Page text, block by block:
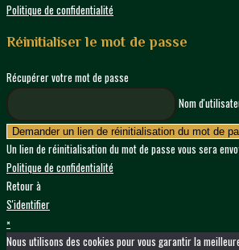
Politique de confidentialité
Réinitialiser le mot de passe
Récupérer votre mot de passe
Nom
Demander un lien de réinitialisation du mot de
Un lien de réinitialisation du mot de passe vous sera
Politique de confidentialité
Retour à
S'identifier
×
Nous utilisons des cookies pour vous garantir la